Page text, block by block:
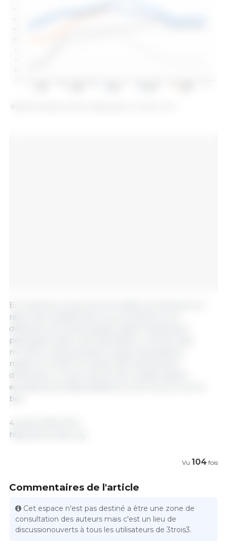
Indice FAO des prix de la viande de porc. Source : FAO.
En revanche, les prix de la volaille ont diminué, en
raison de la baisse des cours au Brésil, où la
détection de cas de grippe aviaire hautement
pathogène dans une exploitation commerciale
mi‑mai a conduit plusieurs pays importateurs
majeurs à mettre en place des interdictions
d’importer, ce qui a donné lieu à d’abondants
excédents de disponibilités et a tiré les prix vers le
bas.
4 juillet 2025/ FAO.
https://www.fao.org
Vu 104 fois
Commentaires de l'article
Cet espace n'est pas destiné a être une zone de
consultation des auteurs mais c'est un lieu de
discussionouverts à tous les utilisateurs de 3trois3.